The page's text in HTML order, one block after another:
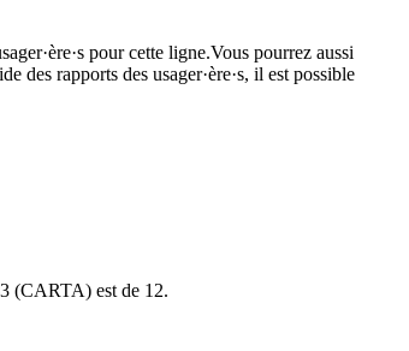
pour cette ligne.Vous pourrez aussi
des rapports des usager·ère·s, il est possible
(CARTA) est de 12.